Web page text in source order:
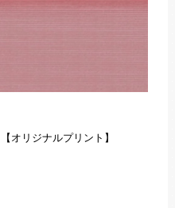
オリジナルプリント】